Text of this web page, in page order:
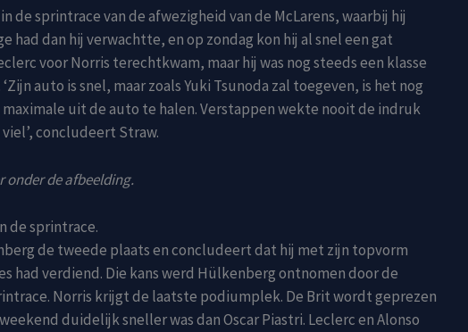
de sprintrace van de afwezigheid van de McLarens, waarbij hij
had dan hij verwachtte, en op zondag kon hij al snel een gat
voor Norris terechtkwam, maar hij was nog steeds een klasse
auto is snel, maar zoals Yuki Tsunoda zal toegeven, is het nog
uit de auto te halen. Verstappen wekte nooit de indruk
concludeert Straw.
onder de afbeelding.
de sprintrace.
de tweede plaats en concludeert dat hij met zijn topvorm
had verdiend. Die kans werd Hülkenberg ontnomen door de
Norris krijgt de laatste podiumplek. De Brit wordt geprezen
duidelijk sneller was dan Oscar Piastri. Leclerc en Alonso